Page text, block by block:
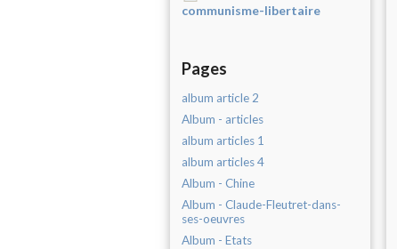
communisme-libertaire
Pages
album article 2
Album - articles
album articles 1
album articles 4
Album - Chine
Album - Claude-Fleutret-dans-
ses-oeuvres
Album - Etats